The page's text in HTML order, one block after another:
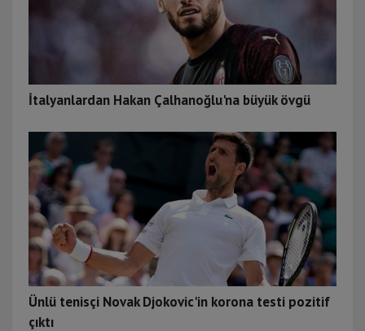
İtalyanlardan Hakan Çalhanoğlu'na büyük övgü
Ünlü tenisçi Novak Djokovic'in korona testi pozitif
çıktı